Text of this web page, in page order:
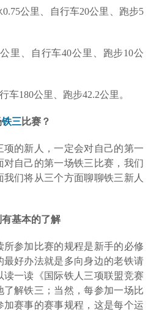
公里、自行车20公里、跑步5
里、自行车40公里、跑步10公
车180公里、跑步42.2公里。
铁三 比赛？
的新人，一定会对自己的第一
自己的第一场铁三比赛，我们
们将从三个方面聊聊铁三新人
基本的了解
参加比赛的规程是新手的必修
好办法就是多向身边的老铁请
一读《国际铁人三项联盟竞赛
解铁三；当然，每参加一场比
赛事的赛事规程，这是每个运